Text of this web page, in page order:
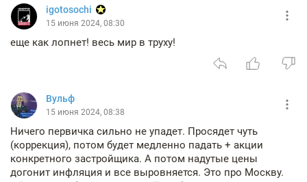
igotosochi
15 июня 2024, 08:30
еще как лопнет! весь мир в труху!
Вульф
15 июня 2024, 08:38
Ничего первичка сильно не упадет. Просядет чуть
(коррекция), потом будет медленно падать + акции
конкретного застройщика. А потом надутые цены
догонит инфляция и все выровняется. Это про Москву.